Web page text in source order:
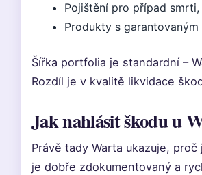
Pojištění pro případ
Produkty s
Šířka portfolia je standardní –
Rozdíl je v kvalitě likvidace
Jak nahlásit škodu u
Právě tady Warta ukazuje,
je dobře zdokumentovaný a